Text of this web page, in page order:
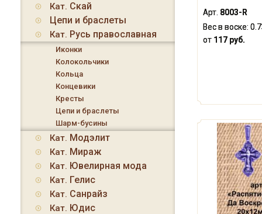
Арт. 8003-R
Вес в воске:
от 117 руб.
Кат. Скай
Цепи и браслеты
Кат. Русь православная
Иконки
Колокольчики
Кольца
Концевики
Кресты
Цепи и браслеты
Шарм-бусины
Кат. Модэлит
Кат. Мираж
Кат. Ювелирная мода
Кат. Гелис
Кат. Санрайз
Кат. Юдис